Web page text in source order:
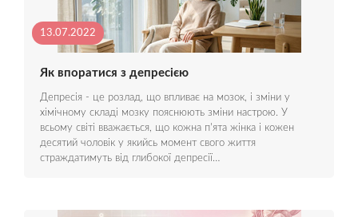
13.07.2022
Як впоратися з депресією
Депресія - це розлад, що впливає на мозок, і зміни у
хімічному складі мозку пояснюють зміни настрою. У
всьому світі вважається, що кожна п'ята жінка і кожен
десятий чоловік у якийсь момент свого життя
страждатимуть від глибокої депресії…